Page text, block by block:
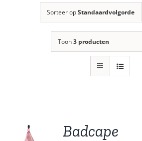
Sorteer opStandaardvolgorde
Toon3 producten
Badcape